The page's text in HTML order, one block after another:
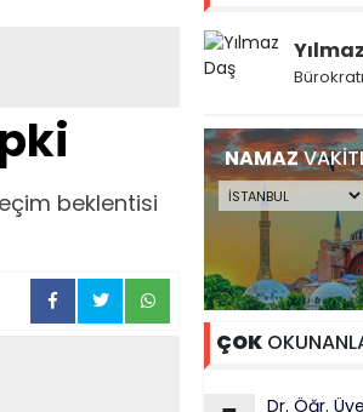
beklentisi
NAMAZ
ÇOK
Dr. Öğr.